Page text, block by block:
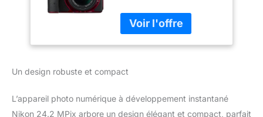
instantané Nikon
24.2 MPix
Un design robuste et compact
L’appareil photo numérique à développement instantané
Nikon 24.2 MPix arbore un design élégant et compact, parfait